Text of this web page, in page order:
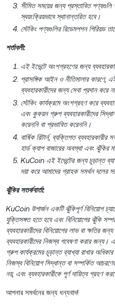
সীমিত সময়ের জন্য প্রস্তাবিত
স্বয়ংক্রিয়ভাবে স্থানান্তরিত হবে।
স্টেকিং পণ্যগুলির রিডেমপশন পিরিয়ড
শর্তাবলী:
এই ইভেন্টে অংশগ্রহণের জন্য
প্রাসঙ্গিক আইন ও নীতিমালার কারণে, এই
ব্যবহারকারীদের জন্য সেবা প্রদান করে
স্টেকিং কার্যক্রমে অংশগ্রহণ করে
এবং কুকয়ন গ্রুপ ব্যবহারকারীদের
করেননি বা প্রভাবিত করেননি।
বার্ষিক রিটার্ন, ব্যক্তিগত ব্যবহারকারীর
হার্ড ক্যাপ বাজারের অবস্থা এবং ঝুঁকির
KuCoin এই ইভেন্টের জন্য চূড়ান্ত
দয়া করে আমাদের গ্রাহক সমর্থন দলের
ঝুঁকির সতর্কবার্তা:
KuCoin উপার্জন একটি ঝুঁকিপূর্ণ বিনিয়োগ
যুক্তিসঙ্গত হতে হবে এবং বিনিয়োগের ঝুঁকি
ব্যবহারকারীদের বিনিয়োগের লাভ বা ক্ষতির
ব্যবহারকারীদের নিজস্ব গবেষণা করার জন্য।
গ্রুপ কার্যক্রমের চূড়ান্ত ব্যাখ্যা রাখার
নিজস্ব বিনিয়োগ সিদ্ধান্ত বা সম্পর্কিত
নয়, এবং ব্যবহারকারীকে পূর্ণ দায়িত্ব গ্রহণ
আপনার সমর্থনের জন্য ধন্যবাদ!